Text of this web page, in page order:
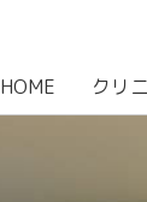
HOME クリ